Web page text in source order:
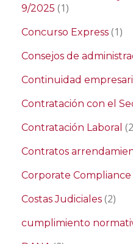
9/2025 (1)
Concurso Express (1)
Consejos de
Continuidad
Contratación con el
Contratación Laboral
Contratos
Corporate Compliance
Costas Judiciales (2)
cumplimiento